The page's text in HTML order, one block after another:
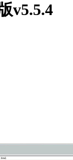
v5.5.4